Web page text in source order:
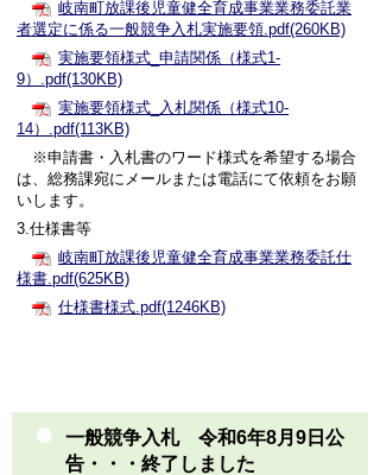
岐南町放課後児童健全育成事業業務委託業
者選定に係る一般競争入札実施要領.pdf(260KB)
実施要領様式_申請関係（様式1-
9）.pdf(130KB)
実施要領様式_入札関係（様式10-
14）.pdf(113KB)
※申請書・入札書のワード様式を希望する場合
は、総務課宛にメールまたは電話にて依頼をお願
いします。
3.仕様書等
岐南町放課後児童健全育成事業業務委託仕
様書.pdf(625KB)
仕様書様式.pdf(1246KB)
一般競争入札 令和6年8月9日公
告・・・終了しました